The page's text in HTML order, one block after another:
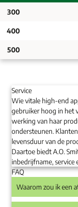
300
400
500
Service
Wie vitale high-end
gebruiker hoog in het
werking van haar
ondersteunen.
levensduur van de
Daartoe biedt A.O.
inbedrijfname, service
FAQ
Waarom zou ik een